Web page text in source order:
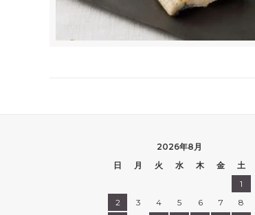
2026年8月
日
月 火 水 木 金
土
1
2
3 4 5 6 7
8